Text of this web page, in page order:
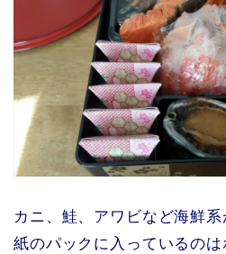
カニ、鮭、アワビなど海鮮系
紙のパックに入っているの